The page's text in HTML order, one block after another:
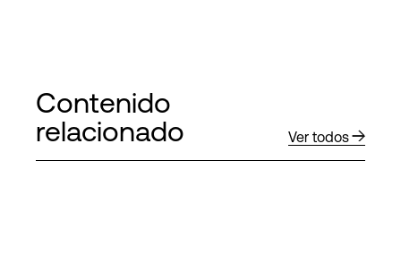
Contenido
relacionado
Ver todos